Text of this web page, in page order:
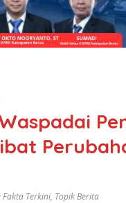
Terkini, Topik Berita